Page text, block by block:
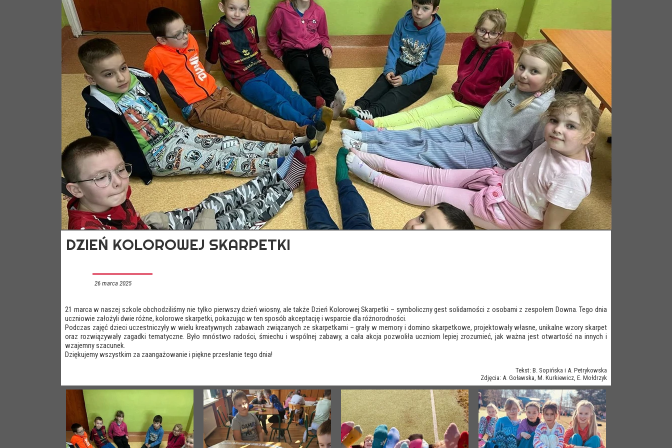
21 marca w naszej szkole obchodziliśmy nie tylko pierwszy dzień wiosny, ale także Dzień Kolorowej Skarpetki – symboliczny gest solidarności z osobami z zespołem Downa. Tego dnia
uczniowie założyli dwie różne, kolorowe skarpetki, pokazując w ten sposób akceptację i wsparcie dla różnorodności.
Podczas zajęć dzieci uczestniczyły w wielu kreatywnych zabawach związanych ze skarpetkami – grały w memory i domino skarpetkowe, projektowały własne, unikalne wzory skarpet
oraz rozwiązywały zagadki tematyczne. Było mnóstwo radości, śmiechu i wspólnej zabawy, a cała akcja pozwoliła uczniom lepiej zrozumieć, jak ważna jest otwartość na innych i
wzajemny szacunek.
Dziękujemy wszystkim za zaangażowanie i piękne przesłanie tego dnia!
Tekst: B. Sopińska i A. Petrykowska
Zdjęcia: A. Goławska, M. Kurkiewicz, E. Mołdrzyk
26 marca 2025
DZIEŃ KOLOROWEJ SKARPETKI